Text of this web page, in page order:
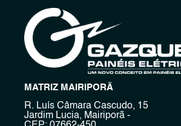
MATRIZ MAIRIPORÃ
R. Luís Câmara Cascudo, 15
Jardim Lucia, Mairiporã -